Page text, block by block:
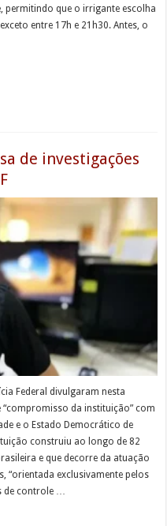
permitindo que o irrigante escolha
entre 17h e 21h30. Antes, o
de investigações
Federal divulgaram nesta
da instituição” com
e o Estado Democrático de
construiu ao longo de 82
e que decorre da atuação
“orientada exclusivamente pelos
de controle …